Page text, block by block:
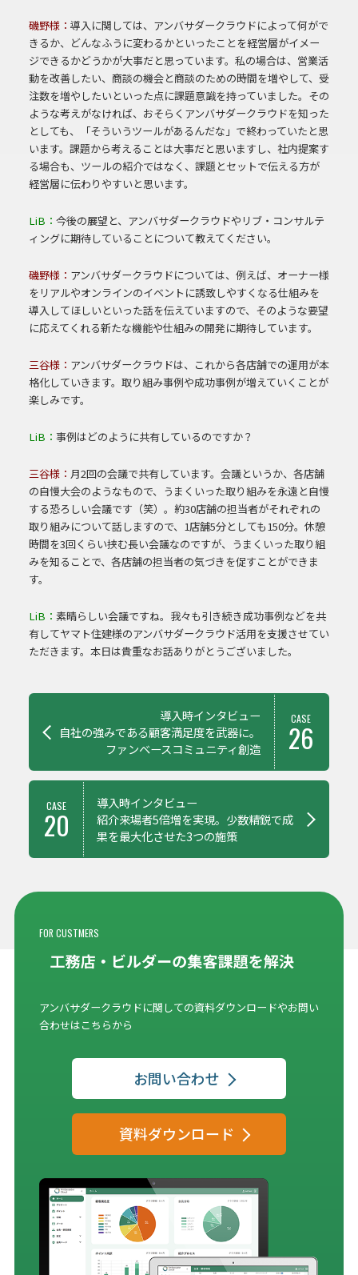
磯野様： 導入に関しては、アンバサダークラウドによって何がで
きるか、どんなふうに変わるかといったことを経営層がイメー
ジできるかどうかが大事だと思っています。私の場合は、営業活
動を改善したい、商談の機会と商談のための時間を増やして、受
注数を増やしたいといった点に課題意識を持っていました。その
ような考えがなければ、おそらくアンバサダークラウドを知った
としても、「そういうツールがあるんだな」で終わっていたと思
います。課題から考えることは大事だと思いますし、社内提案す
る場合も、ツールの紹介ではなく、課題とセットで伝える方が
経営層に伝わりやすいと思います。
LiB： 今後の展望と、アンバサダークラウドやリブ・コンサルテ
ィングに期待していることについて教えてください。
磯野様： アンバサダークラウドについては、例えば、オーナー様
をリアルやオンラインのイベントに誘致しやすくなる仕組みを
導入してほしいといった話を伝えていますので、そのような要望
に応えてくれる新たな機能や仕組みの開発に期待しています。
三谷様： アンバサダークラウドは、これから各店舗での運用が本
格化していきます。取り組み事例や成功事例が増えていくことが
楽しみです。
LiB： 事例はどのように共有しているのですか？
三谷様： 月2回の会議で共有しています。会議というか、各店舗
の自慢大会のようなもので、うまくいった取り組みを永遠と自慢
する恐ろしい会議です（笑）。約30店舗の担当者がそれぞれの
取り組みについて話しますので、1店舗5分としても150分。休憩
時間を3回くらい挟む長い会議なのですが、うまくいった取り組
みを知ることで、各店舗の担当者の気づきを促すことができま
す。
LiB： 素晴らしい会議ですね。我々も引き続き成功事例などを共
有してヤマト住建様のアンバサダークラウド活用を支援させてい
ただきます。本日は貴重なお話ありがとうございました。
前
事
CASE
26
導入時インタビュー
自社の強みである顧客満足度を武器に。
ファンベースコミュニティ創造
CASE
20
導入時インタビュー
紹介来場者5倍増を実現。少数精鋭で成
果を最大化させた3つの施策
FOR CUSTMERS
アンバサダークラウドに関しての資料ダウンロードやお問い
合わせはこちらから
お問い合わせ
資料ダウンロード